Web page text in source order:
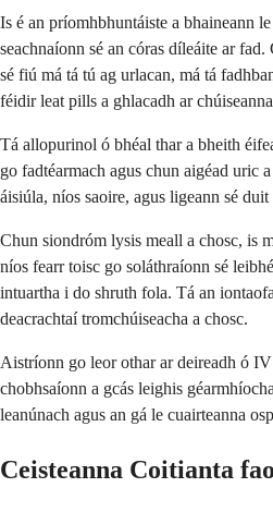
Is é an príomhbhuntáiste a bhaineann
seachnaíonn sé an córas díleáite ar
sé fiú má tá tú ag urlacan, má tá
féidir leat pills a ghlacadh ar
Tá allopurinol ó bhéal thar a bheith
go fadtéarmach agus chun aigéad uric
áisiúla, níos saoire, agus ligeann sé
Chun siondróm lysis meall a chosc, is
níos fearr toisc go soláthraíonn sé
intuartha i do shruth fola. Tá an
deacrachtaí tromchúiseacha a chosc.
Aistríonn go leor othar ar deireadh ó
chobhsaíonn a gcás leighis
leanúnach agus an gá le cuairteanna
Ceisteanna Coitianta